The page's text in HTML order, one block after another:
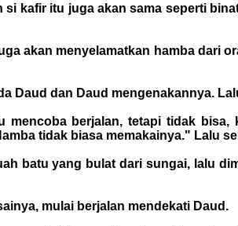
kafir itu juga akan sama seperti
akan menyelamatkan hamba dari
Daud dan Daud mengenakannya.
berjalan, tetapi tidak bisa,
tidak biasa memakainya." Lalu
batu yang bulat dari sungai, lalu
mulai berjalan mendekati Daud.